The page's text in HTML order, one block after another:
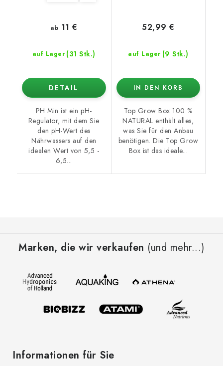
auf Lager (31 Stk.)
ab 11 €
DETAIL
PH Min ist ein pH-
Regulator, mit dem Sie
den pH-Wert des
Nährwassers auf den
idealen Wert von 5,5 -
6,5...
auf Lager (9 Stk.)
52,99 €
IN DEN KORB
Top Grow Box 100 %
NATURAL enthält alles,
was Sie für den Anbau
benötigen. Die Top Grow
Box ist das ideale...
Marken, die wir verkaufen (und mehr...)
Informationen für Sie